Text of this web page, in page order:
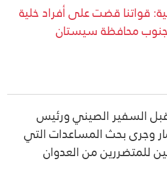
قواتنا قضت على أفراد خلية
محافظة سيستان
السفير الصيني ورئيس
وجرى بحث المساعدات التي
للمتضررين من العدوان